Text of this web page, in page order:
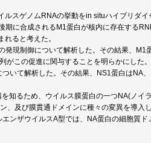
スゲノムRNAの挙動をin situハイブリダ
に合成されるM1蛋白が核内に存在する
ると考えた。
現制御について解析した。その結果、M1
この促進に関与することを明らかにした
いて解析した。その結果、NS1蛋白はNA
知るため、ウイルス膜蛋白の一つNA(ノイ
、及び膜貫通ドメインに種々の変異を導入
ンザウイルスA型では、NA蛋白の細胞質